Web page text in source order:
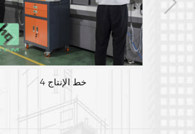
خط الإنتاج 4